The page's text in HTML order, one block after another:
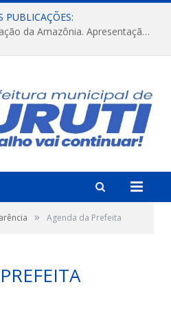
PUBLICAÇÕES:
FESTRIBAL 2026 – No Coração da Amazônia. Apresentação da Munduruku.
» Agenda da Prefeita